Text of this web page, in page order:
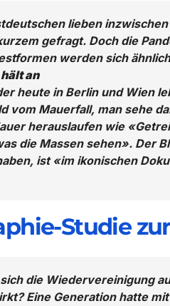
lieben
gefragt. Doch die
werden sich
an
heute in Berlin und Wien
vom Mauerfall, man sehe
herauslaufen wie
die Massen sehen». Der
ist «im ikonischen
Studie
die Wiedervereinigung
Eine Generation hatte